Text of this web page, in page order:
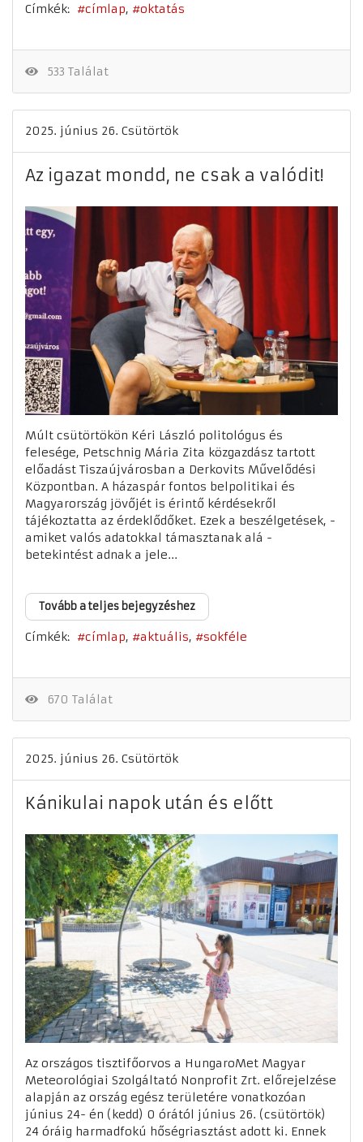
Címkék: címlap oktatás
533 Találat
2025. június 26. Csütörtök
Az igazat mondd, ne csak a valódit!
Múlt csütörtökön Kéri László politológus és
felesége, Petschnig Mária Zita közgazdász tartott
előadást Tiszaújvárosban a Derkovits Művelődési
Központban. A házaspár fontos belpolitikai és
Magyarország jövőjét is érintő kérdésekről
tájékoztatta az érdeklődőket. Ezek a beszélgetések, -
amiket valós adatokkal támasztanak alá -
betekintést adnak a jele...
Tovább a teljes bejegyzéshez
Címkék: címlap aktuális sokféle
670 Találat
2025. június 26. Csütörtök
Kánikulai napok után és előtt
Az országos tisztifőorvos a HungaroMet Magyar
Meteorológiai Szolgáltató Nonprofit Zrt. előrejelzése
alapján az ország egész területére vonatkozóan
június 24- én (kedd) 0 órától június 26. (csütörtök)
24 óráig harmadfokú hőségriasztást adott ki. Ennek